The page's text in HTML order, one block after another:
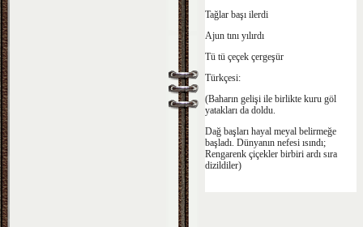
Tağlar başı ilerdi
Ajun tını yılırdı
Tü tü çeçek çergeşür
Türkçesi:
(Baharın gelişi ile birlikte kuru göl
yatakları da doldu.
Dağ başları hayal meyal belirmeğe
başladı. Dünyanın nefesi ısındı;
Rengarenk çiçekler birbiri ardı sıra
dizildiler)